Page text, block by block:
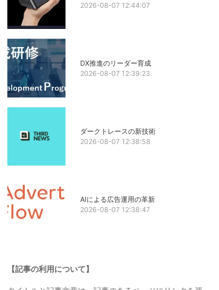
2026-08-07 12:44:07
DX推進のリーダー育成
2026-08-07 12:39:23
ダークトレースの新技術
2026-08-07 12:38:58
AIによる広告運用の革新
2026-08-07 12:38:47
【記事の利用について】